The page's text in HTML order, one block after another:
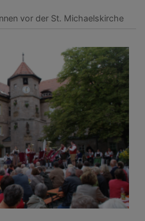
vor der St. Michaelskirche